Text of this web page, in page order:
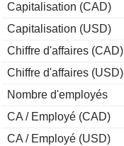
Capitalisation (CAD)
Capitalisation (USD)
Chiffre d'affaires (CAD)
Chiffre d'affaires (USD)
Nombre d'employés
CA / Employé (CAD)
CA / Employé (USD)
1997
1996